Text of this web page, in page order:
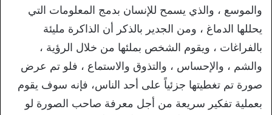
والموسع ، والذي يسمح للإنسان بدمج المعلومات التي
يحللها الدماغ ، ومن الجدير بالذكر أن الذاكرة مليئة
بالفراغات ، ويقوم الشخص بملئها من خلال الرؤية ،
والشم ، والإحساس ، والتذوق والاستماع ، فلو تم عرض
صورة تم تغطيتها جزئياً على أحد الناس، فإنه سوف يقوم
بعملية تفكير سريعة من أجل معرفة صاحب الصورة لو